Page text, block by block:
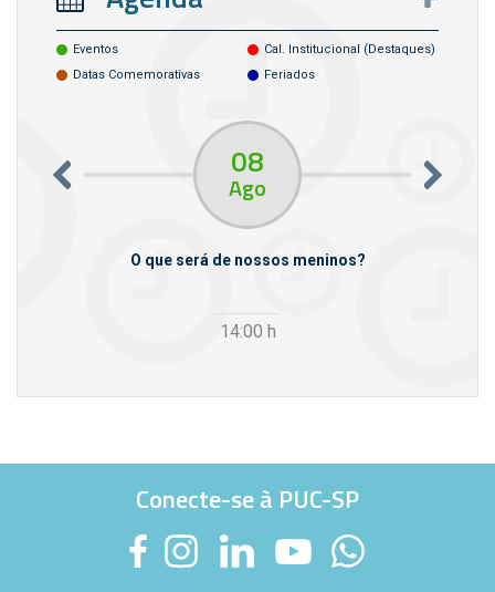
Eventos
Cal. Institucional (destaques)
Datas Comemorativas
Feriados
08
Ago
O que será de nossos meninos?
14:00 h
Conecte-se à PUC-SP